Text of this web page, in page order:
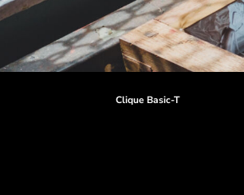
Clique Basic-T